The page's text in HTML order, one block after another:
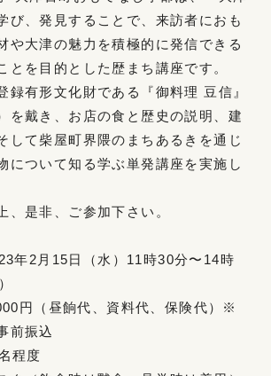
び、発見することで、来訪者におも
や大津の魅力を積極的に発信できる
とを目的とした歴まち講座です。
録有形文化財である『御料理 豆信』
を戴き、お店の食と歴史の説明、建
して柴屋町界隈のまちあるきを通じ
について知る学ぶ単発講座を実施し
、是非、ご参加下さい。
年2月15日（水）11時30分〜14時
円（昼餉代、資料代、保険代）※
前振込
程度